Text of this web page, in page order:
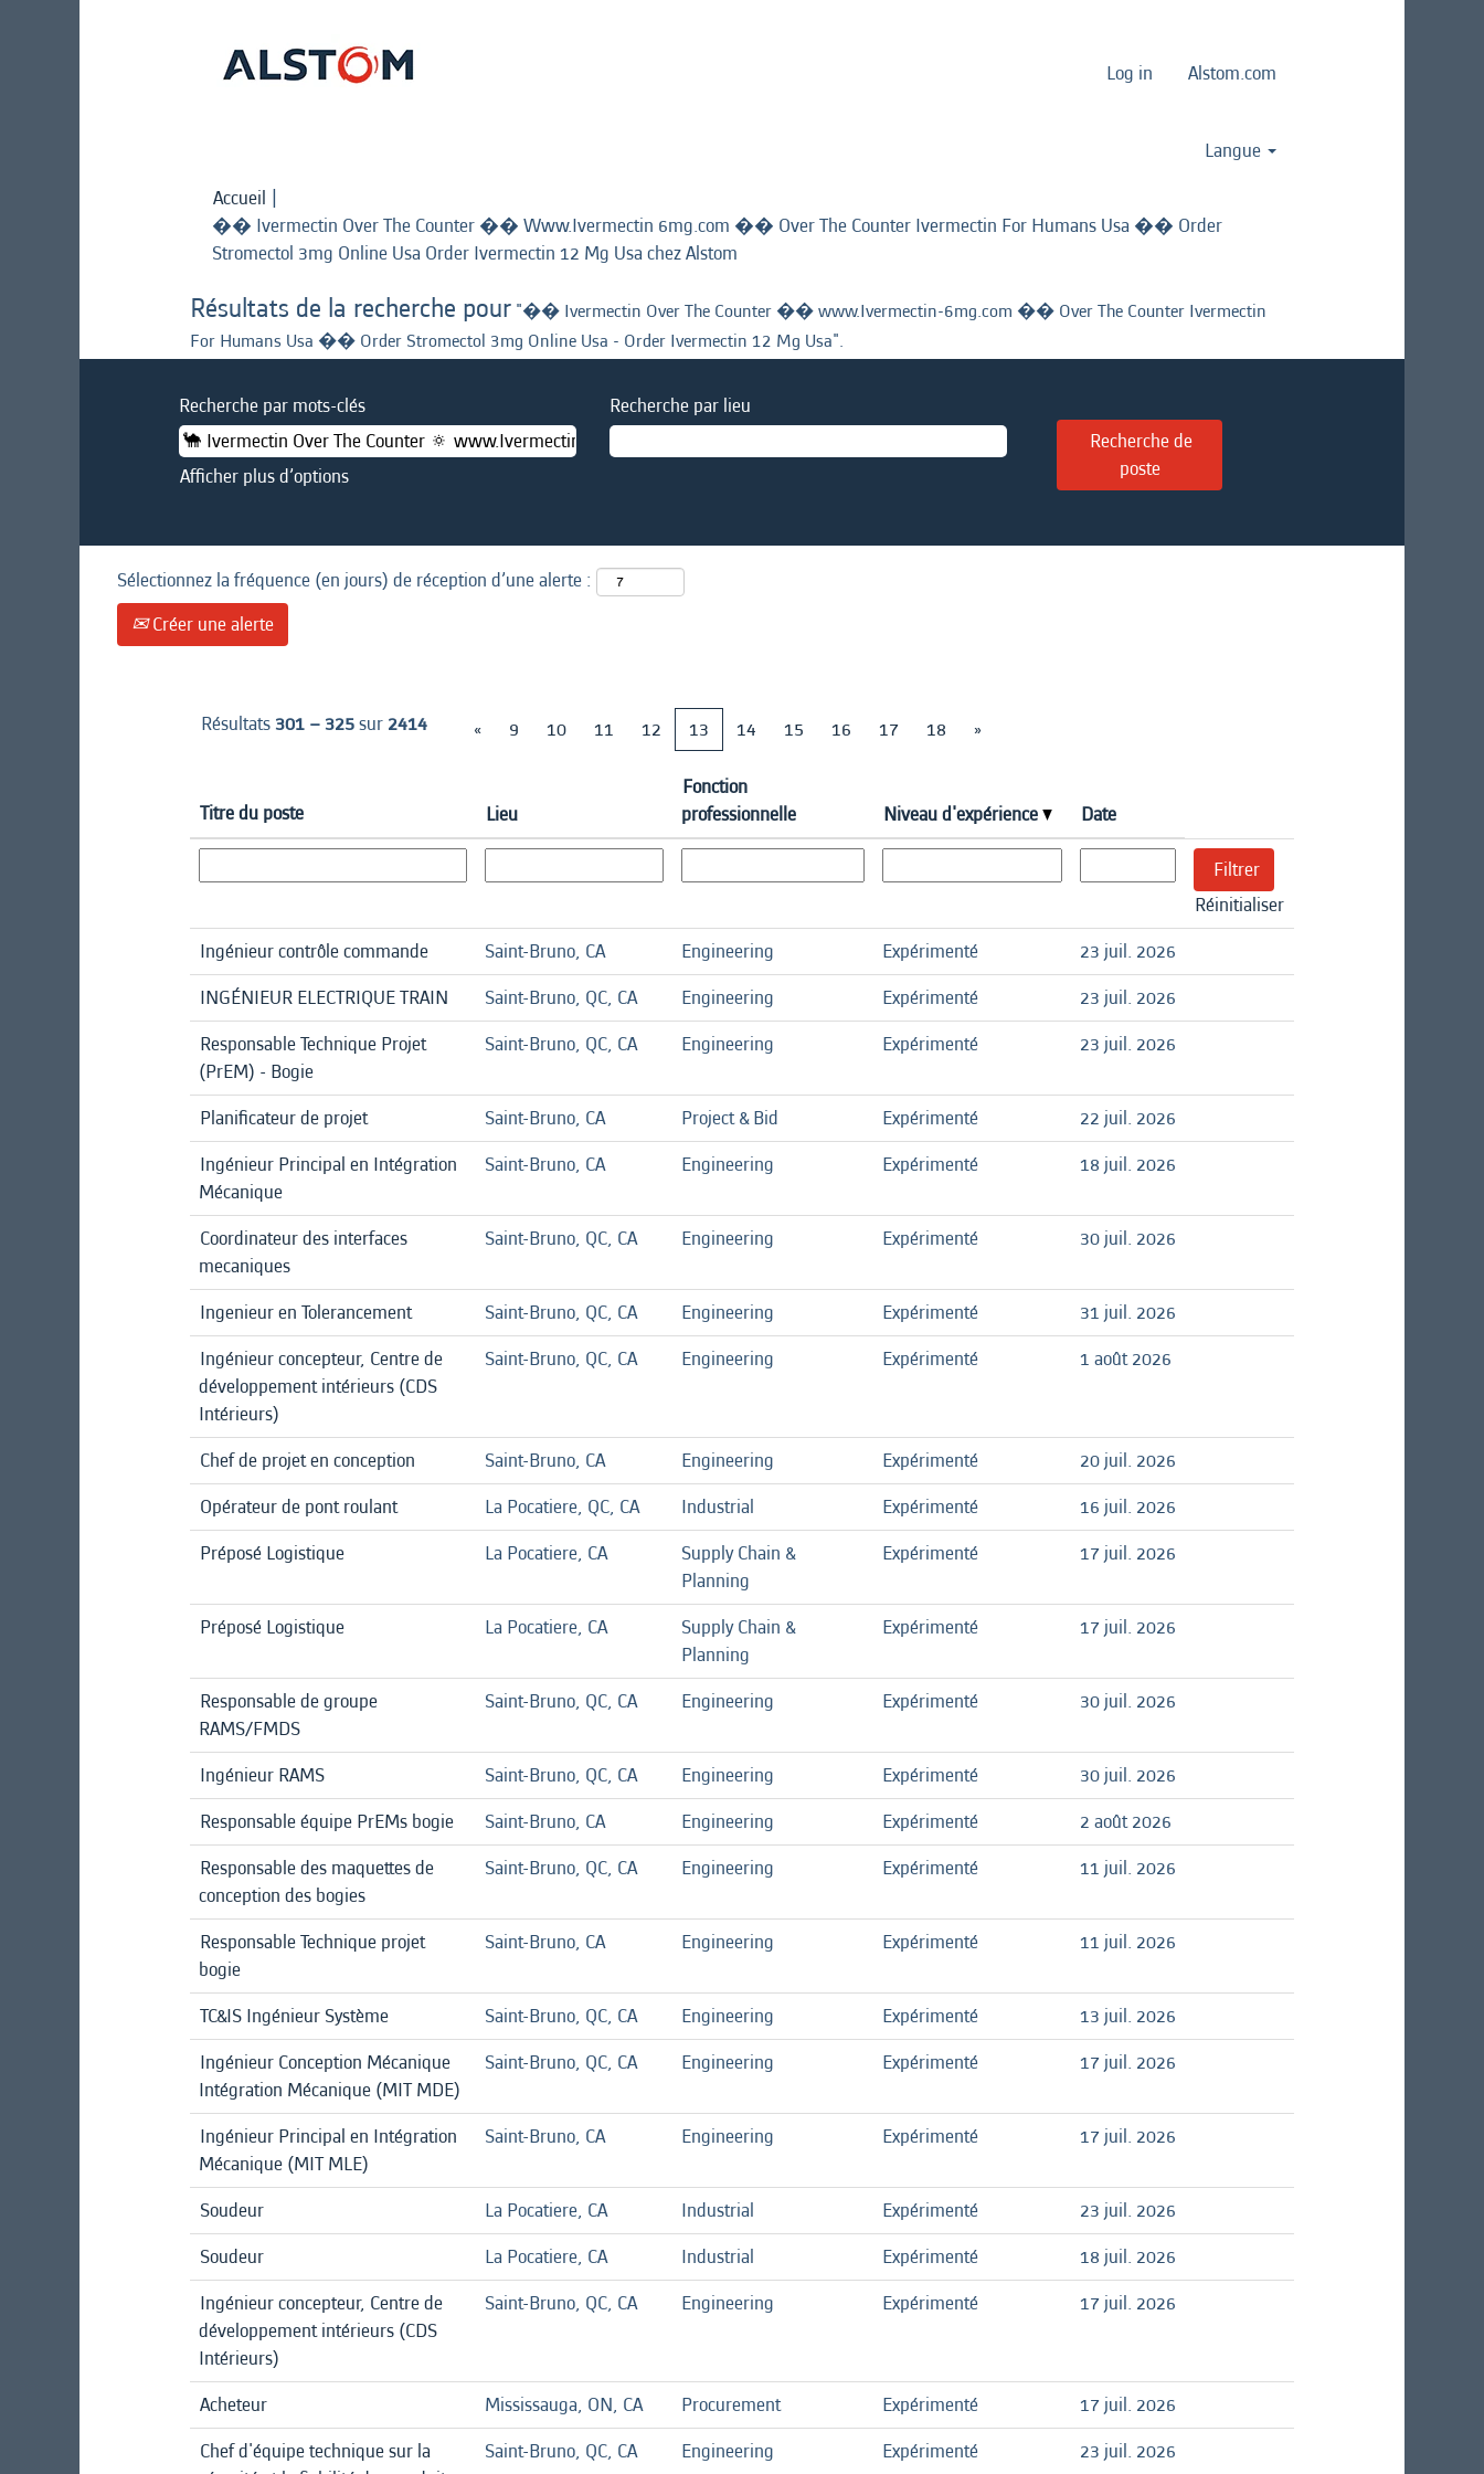
Log in Alstom.com
Langue
Accueil |
�� Ivermectin Over The Counter �� Www.Ivermectin 6mg.com �� Over The Counter Ivermectin For Humans Usa �� Order
Stromectol 3mg Online Usa Order Ivermectin 12 Mg Usa chez Alstom
Résultats de la recherche pour "�� Ivermectin Over The Counter �� www.Ivermectin-6mg.com �� Over The Counter Ivermectin
For Humans Usa �� Order Stromectol 3mg Online Usa - Order Ivermectin 12 Mg Usa".
Recherche par mots-clés Recherche par lieu
Afficher plus d’options
Sélectionnez la fréquence (en jours) de réception d’une alerte :
Créer une alerte
Résultats 301 – 325sur 2414 « 9 10 11 12 13 14 15 16 17 18 »
Titre du poste Lieu
Fonction
professionnelle
Niveau d'expérience Date
Réinitialiser
Ingénieur contrôle commande
Saint-Bruno, CA Engineering Expérimenté
23 juil. 2026
INGÉNIEUR ELECTRIQUE TRAIN
Saint-Bruno, QC, CA Engineering Expérimenté
23 juil. 2026
Responsable Technique Projet
(PrEM) - Bogie
Saint-Bruno, QC, CA Engineering Expérimenté 23 juil. 2026
Planificateur de projet Saint-Bruno, CA Project & Bid Expérimenté
22 juil. 2026
Ingénieur Principal en Intégration
Mécanique
Saint-Bruno, CA Engineering Expérimenté 18 juil. 2026
Coordinateur des interfaces
mecaniques
Saint-Bruno, QC, CA Engineering Expérimenté 30 juil. 2026
Ingenieur en Tolerancement Saint-Bruno, QC, CA Engineering Expérimenté
31 juil. 2026
Ingénieur concepteur, Centre de
développement intérieurs (CDS
Intérieurs)
Saint-Bruno, QC, CA Engineering Expérimenté 1 août 2026
Chef de projet en conception Saint-Bruno, CA Engineering Expérimenté
20 juil. 2026
Opérateur de pont roulant
La Pocatiere, QC, CA Industrial Expérimenté
16 juil. 2026
Préposé Logistique
La Pocatiere, CA
Supply Chain &
Planning
Expérimenté 17 juil. 2026
Préposé Logistique La Pocatiere, CA
Supply Chain &
Planning
Expérimenté 17 juil. 2026
Responsable de groupe
RAMS/FMDS
Saint-Bruno, QC, CA Engineering Expérimenté 30 juil. 2026
Ingénieur RAMS Saint-Bruno, QC, CA Engineering Expérimenté
30 juil. 2026
Responsable équipe PrEMs bogie
Saint-Bruno, CA Engineering Expérimenté
2 août 2026
Responsable des maquettes de
conception des bogies
Saint-Bruno, QC, CA Engineering Expérimenté 11 juil. 2026
Responsable Technique projet
bogie
Saint-Bruno, CA Engineering Expérimenté 11 juil. 2026
TC&IS Ingénieur Système Saint-Bruno, QC, CA Engineering Expérimenté
13 juil. 2026
Ingénieur Conception Mécanique
Intégration Mécanique (MIT MDE)
Saint-Bruno, QC, CA Engineering Expérimenté 17 juil. 2026
Ingénieur Principal en Intégration
Mécanique (MIT MLE)
Saint-Bruno, CA Engineering Expérimenté 17 juil. 2026
Soudeur La Pocatiere, CA Industrial Expérimenté
23 juil. 2026
Soudeur
La Pocatiere, CA Industrial Expérimenté
18 juil. 2026
Ingénieur concepteur, Centre de
développement intérieurs (CDS
Intérieurs)
Saint-Bruno, QC, CA Engineering Expérimenté 17 juil. 2026
Acheteur Mississauga, ON, CA Procurement Expérimenté
17 juil. 2026
Chef d'équipe technique sur la
Saint-Bruno, QC, CA Engineering Expérimenté 23 juil. 2026